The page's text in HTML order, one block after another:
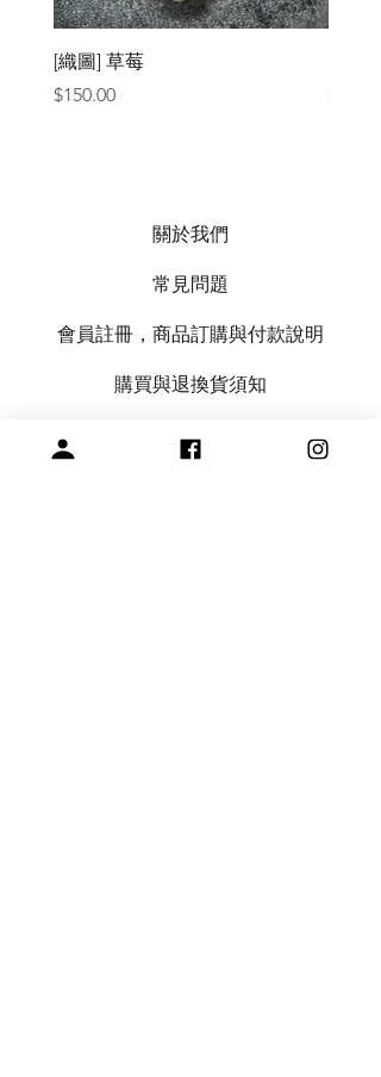
[織圖] 草莓
價格
$150.00
價格
關於我們
常見問題
會員註冊，商品訂購與付款說明
購買與退換貨須知
絞紗代繞線服務